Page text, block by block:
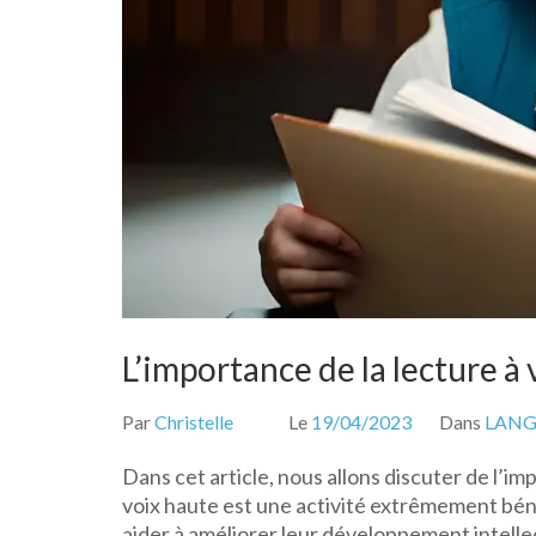
L’importance de la lecture
ParChristelle Le 19/04/2023 Dans
Dans cet article, nous allons discuter de
voix haute est une activité extrêmement